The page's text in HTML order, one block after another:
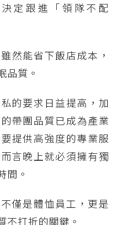
定跟進「領隊不配
然能省下飯店成本，
品質。
的要求日益提高，加
帶團品質已成為產業
提供高強度的專業服
言晚上就必須擁有獨
間。
僅是體恤員工，更是
不打折的關鍵。